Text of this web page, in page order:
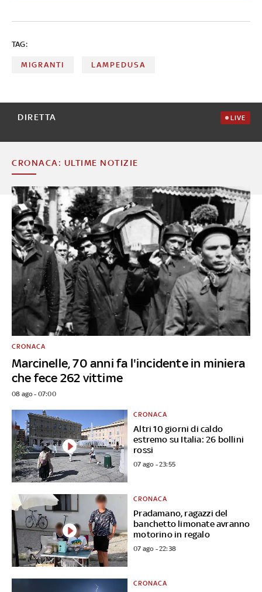
salvataggio in mare da parte delle Organizzazioni non
TAG:
MIGRANTI LAMPEDUSA
DIRETTA LIVE
CRONACA: ULTIME NOTIZIE
Marcinelle, 70 anni fa l'incidente in miniera
che fece 262 vittime
CRONACA
08 ago - 07:00
Altri 10 giorni di caldo
estremo su Italia: 26 bollini
rossi
CRONACA
07 ago - 23:55
Pradamano, ragazzi del
banchetto limonate avranno
motorino in regalo
CRONACA
07 ago - 22:38
CRONACA